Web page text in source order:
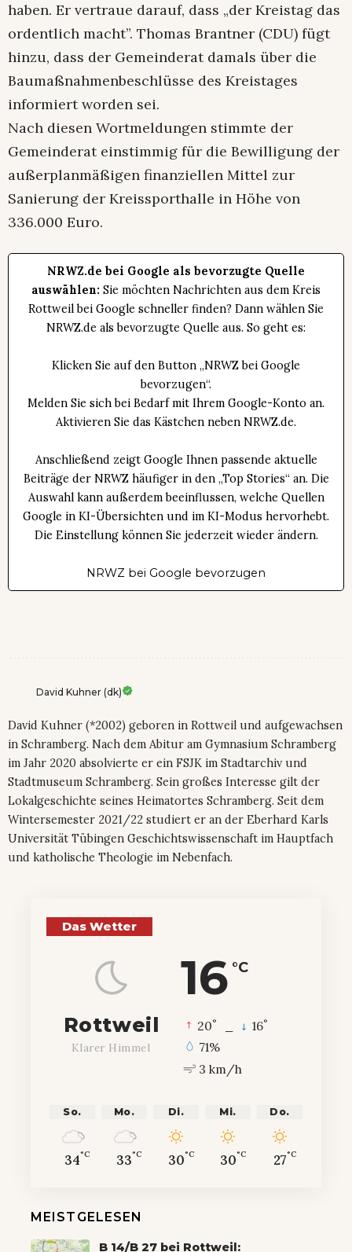
haben. Er vertraue darauf, dass „der Kreistag das
ordentlich macht”. Thomas Brantner (CDU) fügt
hinzu, dass der Gemeinderat damals über die
Baumaßnahmenbeschlüsse des Kreistages
informiert worden sei.
Nach diesen Wortmeldungen stimmte der
Gemeinderat einstimmig für die Bewilligung der
außerplanmäßigen finanziellen Mittel zur
Sanierung der Kreissporthalle in Höhe von
336.000 Euro.
NRWZ.de bei Google als bevorzugte Quelle
auswählen: Sie möchten Nachrichten aus dem Kreis
Rottweil bei Google schneller finden? Dann wählen Sie
NRWZ.de als bevorzugte Quelle aus. So geht es:
Klicken Sie auf den Button „NRWZ bei Google
bevorzugen“.
Melden Sie sich bei Bedarf mit Ihrem Google-Konto an.
Aktivieren Sie das Kästchen neben NRWZ.de.
Anschließend zeigt Google Ihnen passende aktuelle
Beiträge der NRWZ häufiger in den „Top Stories“ an. Die
Auswahl kann außerdem beeinflussen, welche Quellen
Google in KI-Übersichten und im KI-Modus hervorhebt.
Die Einstellung können Sie jederzeit wieder ändern.
NRWZ bei Google bevorzugen
David Kuhner (dk)
David Kuhner (*2002) geboren in Rottweil und aufgewachsen
in Schramberg. Nach dem Abitur am Gymnasium Schramberg
im Jahr 2020 absolvierte er ein FSJK im Stadtarchiv und
Stadtmuseum Schramberg. Sein großes Interesse gilt der
Lokalgeschichte seines Heimatortes Schramberg. Seit dem
Wintersemester 2021/22 studiert er an der Eberhard Karls
Universität Tübingen Geschichtswissenschaft im Hauptfach
und katholische Theologie im Nebenfach.
Das Wetter
16 °C
Rottweil
Klarer Himmel
20° 16°
71%
3 km/h
So.
34°C
Mo.
33°C
Di.
30°C
Mi.
30°C
Do.
27°C
MEISTGELESEN
B 14/B 27 bei Rottweil: